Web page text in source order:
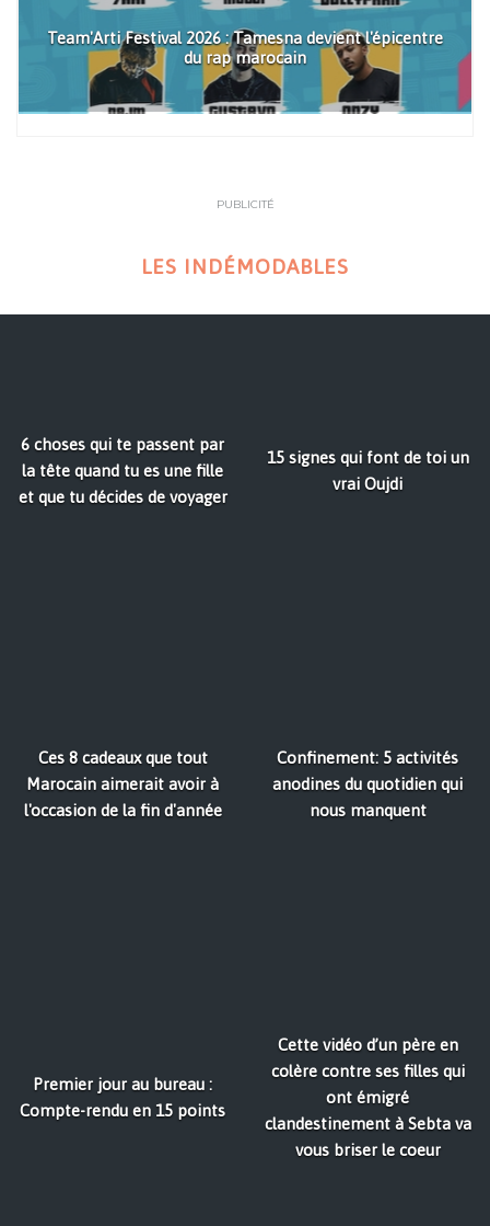
Team'Arti Festival 2026 : Tamesna devient l'épicentre
du rap marocain
PUBLICITÉ
LES INDÉMODABLES
6 choses qui te passent par
la tête quand tu es une fille
et que tu décides de voyager
15 signes qui font de toi un
vrai Oujdi
Ces 8 cadeaux que tout
Marocain aimerait avoir à
l'occasion de la fin d'année
Confinement: 5 activités
anodines du quotidien qui
nous manquent
Premier jour au bureau :
Compte-rendu en 15 points
Cette vidéo d’un père en
colère contre ses filles qui
ont émigré
clandestinement à Sebta va
vous briser le coeur